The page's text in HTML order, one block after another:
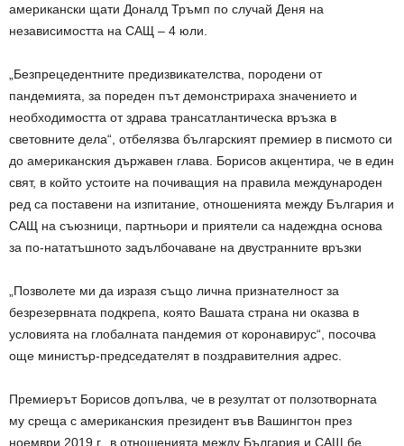
американски щати Доналд Тръмп по случай Деня на
независимостта на САЩ – 4 юли.
„Безпрецедентните предизвикателства, породени от
пандемията, за пореден път демонстрираха значението и
необходимостта от здрава трансатлантическа връзка в
световните дела“, отбелязва българският премиер в писмото си
до американския държавен глава. Борисов акцентира, че в един
свят, в който устоите на почиващия на правила международен
ред са поставени на изпитание, отношенията между България и
САЩ на съюзници, партньори и приятели са надеждна основа
за по-нататъшното задълбочаване на двустранните връзки
„Позволете ми да изразя също лична признателност за
безрезервната подкрепа, която Вашата страна ни оказва в
условията на глобалната пандемия от коронавирус“, посочва
още министър-председателят в поздравителния адрес.
Премиерът Борисов допълва, че в резултат от ползотворната
му среща с американския президент във Вашингтон през
ноември 2019 г., в отношенията между България и САЩ бе